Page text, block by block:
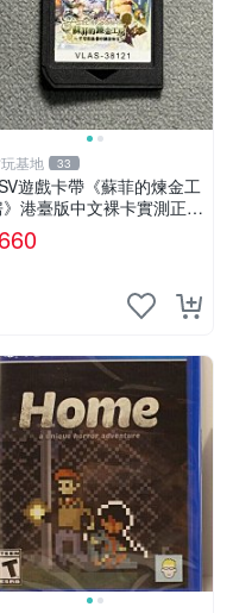
基地 33
遊戲卡帶《蘇菲的煉金工
》港臺版中文裸卡實測正常
嚴選直銷僅售不退不換單次2
享優惠 煉金工房 游戲卡